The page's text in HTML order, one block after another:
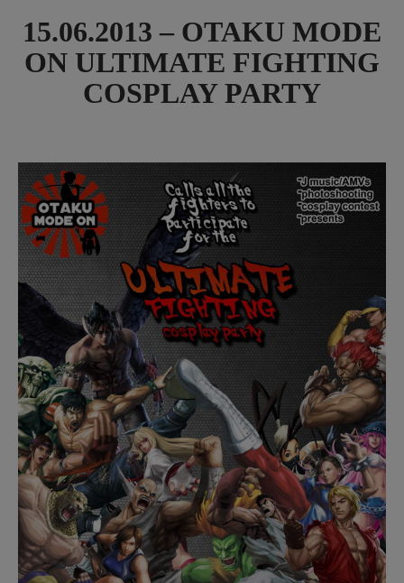
15.06.2013 – OTAKU MODE
ON ULTIMATE FIGHTING
COSPLAY PARTY